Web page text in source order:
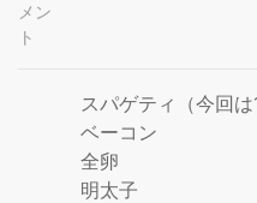
メン
ト
スパゲティ（今回は
ベーコン
全卵
明太子